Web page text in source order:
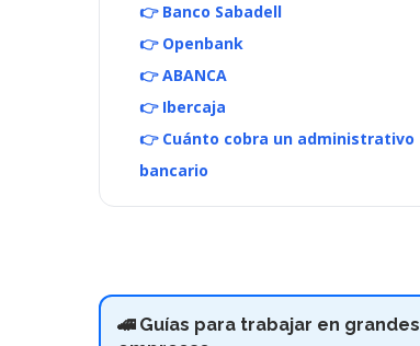
👉 Banco Sabadell
👉 Openbank
👉 ABANCA
👉 Ibercaja
👉 Cuánto cobra un administrativo
bancario
🚄 Guías para trabajar en grandes